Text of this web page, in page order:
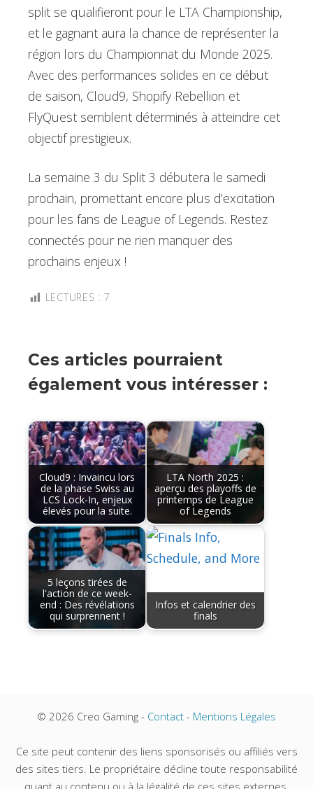
split se qualifieront pour le LTA Championship,
et le gagnant aura la chance de représenter la
région lors du Championnat du Monde 2025.
Avec des performances solides en ce début
de saison, Cloud9, Shopify Rebellion et
FlyQuest semblent déterminés à atteindre cet
objectif prestigieux.
La semaine 3 du Split 3 débutera le samedi
prochain, promettant encore plus d’excitation
pour les fans de League of Legends. Restez
connectés pour ne rien manquer des
prochains enjeux !
LECTURES : 7
Ces articles pourraient
également vous intéresser :
Cloud9 : Invaincu lors
de la phase Swiss au
LCS Lock-In, enjeux
élevés pour la suite.
LTA North 2025 :
aperçu des playoffs de
printemps de League
of Legends
5 leçons tirées de
l'action de ce week-
end : Des révélations
qui surprennent !
Infos et calendrier des
finals
© 2026 Creo Gaming - Contact - Mentions Légales
Ce site peut contenir des liens sponsorisés ou affiliés vers
des sites tiers. Le propriétaire décline toute responsabilité